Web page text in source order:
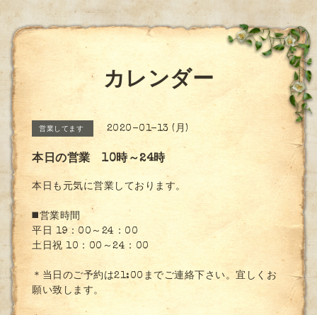
カレンダー
営業してます 2020-01-13 (月)
本日の営業 10時～24時
本日も元気に営業しております。
◼️営業時間
平日 19：00～24：00
土日祝 10：00～24：00
＊当日のご予約は21:00までご連絡下さい。宜しくお
願い致します。